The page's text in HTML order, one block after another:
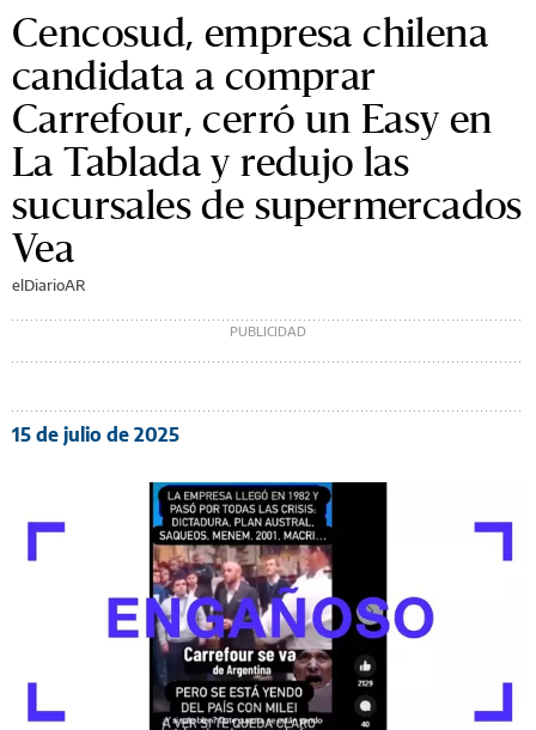
Cencosud, empresa chilena
candidata a comprar
Carrefour, cerró un Easy en
La Tablada y redujo las
sucursales de supermercados
Vea
elDiarioAR
15 de julio de 2025